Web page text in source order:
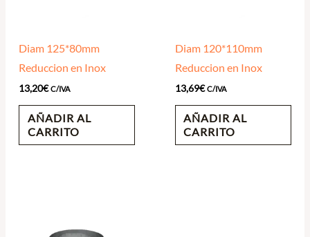
Diam 125*80mm
Reduccion en Inox
13,20€ C/IVA
AÑADIR AL
CARRITO
Diam 120*110mm
Reduccion en Inox
13,69€ C/IVA
AÑADIR AL
CARRITO